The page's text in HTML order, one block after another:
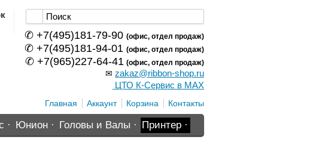
✆ +7(495)181-79-90 (офис, отдел продаж)
✆ +7(495)181-94-01 (офис, отдел продаж)
✆ +7(965)227-64-41 (офис, отдел продаж)
✉ zakaz@ribbon-shop.ru
ЦТО К-Сервис в MAX
Главная Аккаунт Корзина Контакты
· Юнион · Головы и Валы · Принтер ·